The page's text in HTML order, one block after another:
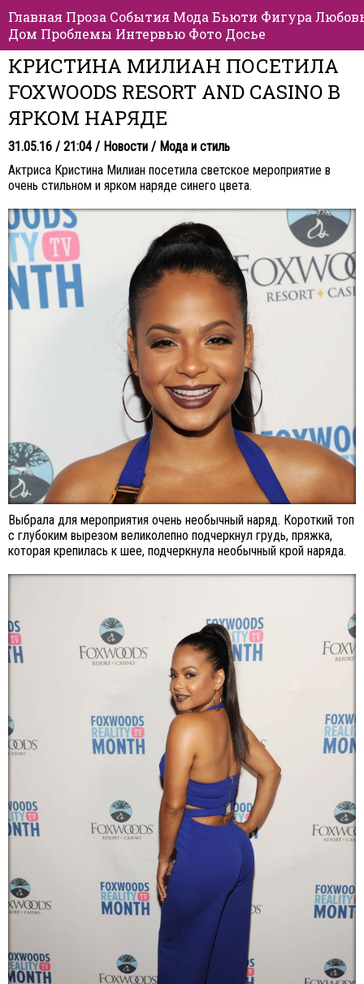
Главная Проза События Мода Бьюти Фигура
Дом Проблемы Интервью Фото Досье
КРИСТИНА МИЛИАН ПОСЕТИЛА
FOXWOODS RESORT AND CASINO В
ЯРКОМ НАРЯДЕ
31.05.16 / 21:04 / Новости / Мода и стиль
Актриса Кристина Милиан посетила светское мероприятие в
очень стильном и ярком наряде синего цвета.
Выбрала для мероприятия очень необычный наряд. Короткий топ
с глубоким вырезом великолепно подчеркнул грудь, пряжка,
которая крепилась к шее, подчеркнула необычный крой наряда.